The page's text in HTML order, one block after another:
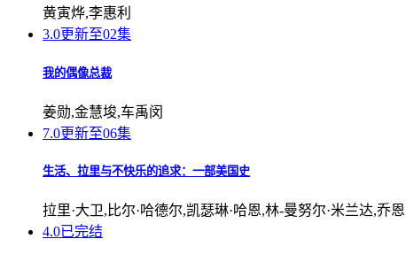
黄寅烨,李惠利
3.0更新至02集
我的偶像总裁
姜勋,金慧埈,车禹闵
7.0更新至06集
生活、拉里与不快乐的追求：一部美国史
拉里·大卫,比尔·哈德尔,凯瑟琳·哈恩,林-曼努尔·米兰达,乔
4.0已完结